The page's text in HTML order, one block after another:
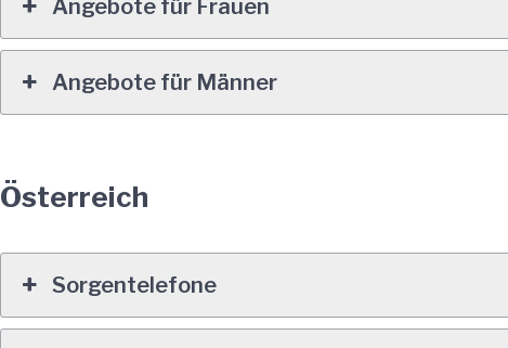
Angebote für Frauen
Angebote für Männer
Österreich
Sorgentelefone